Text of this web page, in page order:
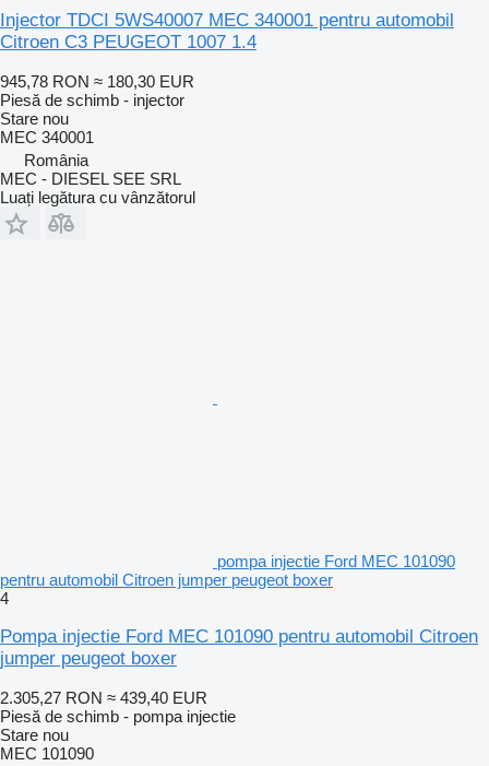
Injector TDCI 5WS40007 MEC 340001 pentru automobil
Citroen C3 PEUGEOT 1007 1.4
945,78 RON ≈ 180,30 EUR
Piesă de schimb - injector
Stare nou
MEC 340001
România
MEC - DIESEL SEE SRL
Luați legătura cu vânzătorul
pompa injectie Ford MEC 101090
pentru automobil Citroen jumper peugeot boxer
4
Pompa injectie Ford MEC 101090 pentru automobil Citroen
jumper peugeot boxer
2.305,27 RON ≈ 439,40 EUR
Piesă de schimb - pompa injectie
Stare nou
MEC 101090